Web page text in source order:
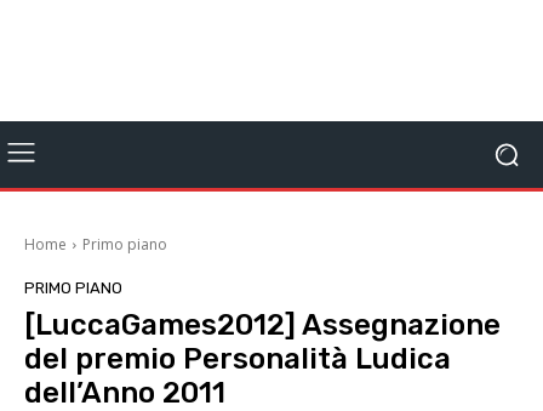
Home Primo piano
PRIMO PIANO
[LuccaGames2012] Assegnazione
del premio Personalità Ludica
dell’Anno 2011